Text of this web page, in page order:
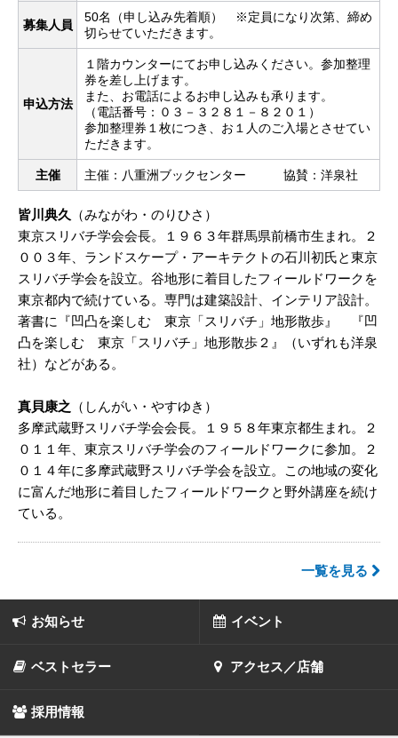
募集人員
50名（申し込み先着順） ※定員になり次第、締め
切らせていただきます。
申込方法
１階カウンターにてお申し込みください。参加整理
券を差し上げます。
また、お電話によるお申し込みも承ります。
（電話番号：０３－３２８１－８２０１）
参加整理券１枚につき、お１人のご入場とさせてい
ただきます。
主催 主催：八重洲ブックセンター 協賛：洋泉社
皆川典久
（みながわ・のりひさ）
東京スリバチ学会会長。１９６３年群馬県前橋市生まれ。２
００３年、ランドスケープ・アーキテクトの石川初氏と東京
スリバチ学会を設立。谷地形に着目したフィールドワークを
東京都内で続けている。専門は建築設計、インテリア設計。
著書に『凹凸を楽しむ 東京「スリバチ」地形散歩』 『凹
凸を楽しむ 東京「スリバチ」地形散歩２』（いずれも洋泉
社）などがある。
真貝康之 （しんがい・やすゆき）
多摩武蔵野スリバチ学会会長。１９５８年東京都生まれ。２
０１１年、東京スリバチ学会のフィールドワークに参加。２
０１４年に多摩武蔵野スリバチ学会を設立。この地域の変化
に富んだ地形に着目したフィールドワークと野外講座を続け
ている。
一覧を見る
お知らせ イベント
ベストセラー アクセス／店舗
採用情報